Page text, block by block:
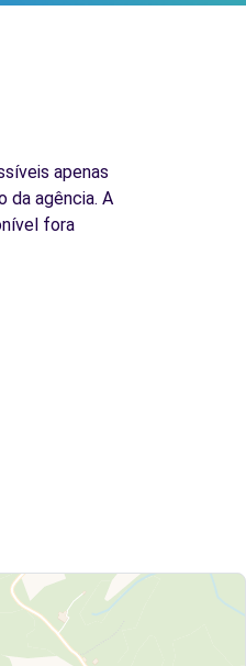
apenas
da agência. A
fora